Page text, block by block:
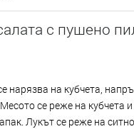
с пушено
нарязва на кубчета,
се реже на кубчета
Лукът се реже на